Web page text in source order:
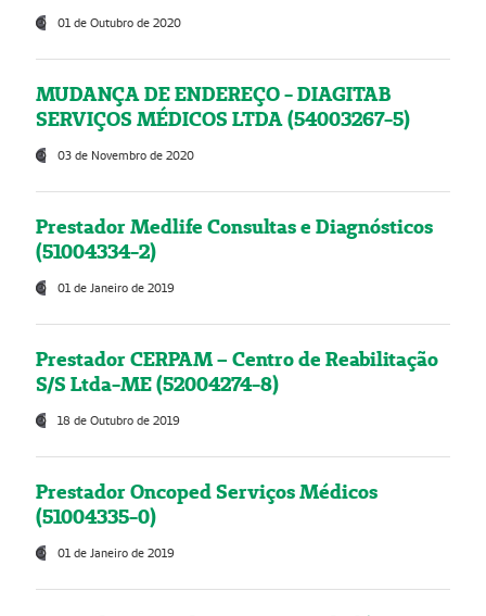
01 de Outubro de 2020
MUDANÇA DE ENDEREÇO - DIAGITAB
SERVIÇOS MÉDICOS LTDA (54003267-5)
03 de Novembro de 2020
Prestador Medlife Consultas e Diagnósticos
(51004334-2)
01 de Janeiro de 2019
Prestador CERPAM – Centro de Reabilitação
S/S Ltda-ME (52004274-8)
18 de Outubro de 2019
Prestador Oncoped Serviços Médicos
(51004335-0)
01 de Janeiro de 2019